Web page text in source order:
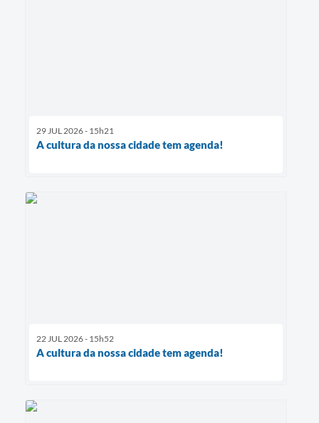
29 JUL 2026 - 15h21
A cultura da nossa cidade tem agenda!
22 JUL 2026 - 15h52
A cultura da nossa cidade tem agenda!